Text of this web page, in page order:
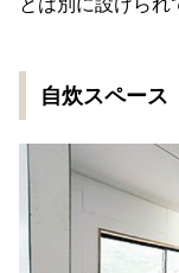
自炊スペース